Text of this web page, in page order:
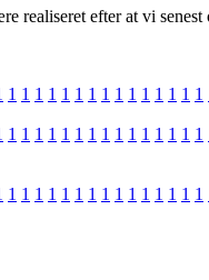
efter at vi senest
1 1 1 1 1 1 1 1 1 1 1 1 1 1 1
1 1 1 1 1 1 1 1 1 1 1 1 1 1 1
1 1 1 1 1 1 1 1 1 1 1 1 1 1 1